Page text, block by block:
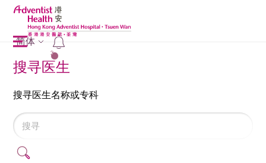
2
简体
搜寻医生
搜寻医生名称或专科